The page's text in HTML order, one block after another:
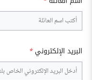
البريد الإلكتروني *